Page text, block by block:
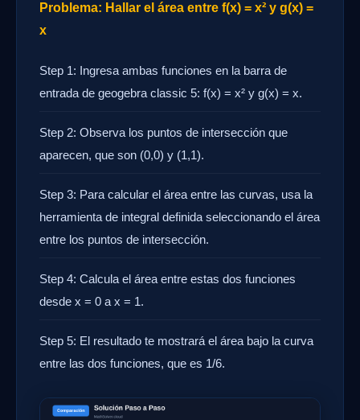
Problema: Hallar el área entre f(x) = x² y g(x) =
x
Step 1: Ingresa ambas funciones en la barra de
entrada de geogebra classic 5: f(x) = x² y g(x) = x.
Step 2: Observa los puntos de intersección que
aparecen, que son (0,0) y (1,1).
Step 3: Para calcular el área entre las curvas, usa la
herramienta de integral definida seleccionando el área
entre los puntos de intersección.
Step 4: Calcula el área entre estas dos funciones
desde x = 0 a x = 1.
Step 5: El resultado te mostrará el área bajo la curva
entre las dos funciones, que es 1/6.